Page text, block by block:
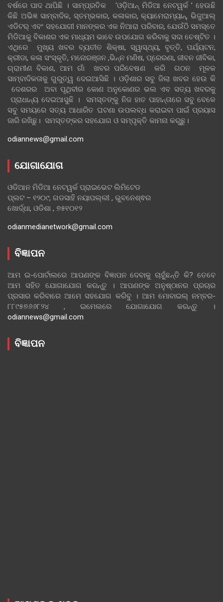
ବର୍ଷରେ ପାଦ ଥାପିଛି । ସାମ୍ପ୍ରତିକ ‘ଓଡ଼ିଆନ୍‍ ମିଡିଆ ନେଟୱର୍କ ’ ହେଉଛି
କିଛି ଅଭିଜ୍ଞ ସାମ୍ବାଦିକ, ସ୍ତମ୍ଭକାର, କଳାକାର, କ୍ୟାମେରାମ୍ୟାନ୍, ଭିଜୁଆଲ୍
ଏଡିଟର୍ ଏବଂ ସହଯୋଗୀ ମାନଙ୍କର ଏକ ନିଆରା ପରିବାର, ଯେଉଁଠି ସମସ୍ତେ
ମିଡିଆକୁ ବିକାଶର ଏକ ମାଧ୍ୟମ ଭାବେ ଉପଯୋଗ କରିବାକୁ ସଦା ଚେଷ୍ଟିତ ।
ଏଥିରେ ମୁଖ୍ୟ ଖବର ବ୍ୟତୀତ ଶିକ୍ଷା, ସ୍ୱାସ୍ଥ୍ୟ, ବୃତ୍ତି, ପର୍ଯ୍ୟଟନ,
କ୍ରୀଡା, କଳା ସଂସ୍କୃତି, ମନୋରଞ୍ଜନ ,ଭିନ୍ନ ମଣିଷ, ପ୍ରେରଣା, ଜୀବନ ଜୀବିକା,
ଗ୍ରାମୀଣ ବିକାଶ, ଆମ ଗାଁ ଖବର ପରିବେଷଣ କରି ଗଠନ ମୂଳକ
ସାମ୍ବାଦିକତାକୁ ଗୁରୁତ୍ୱ ଦେଇଆସିଛି । ଓଡ଼ିଶାର ସବୁ ଜିଲା ଖବର ହେଉ କି
ଦେଶରର ଅବା ପୃଥିବୀର କୋଣ ଅନୁକୋଣର ଭଲ ଏବ ସତ୍ୟ ଖବରକୁ
ପ୍ରାଧାନ୍ୟ ଦେଇଆସୁଛି । ସମସ୍ତଙ୍କୁ ନିଜ ହାତ ପାହାନ୍ତାରେ ସବୁ ବେଳେ
ସବୁ ସମୟରେ ସତ୍ୟ ଆଧାରିତ ଘଟଣା ଉପଲବ୍ଧ କରାଇବା ପାଇଁ ପ୍ରୟାସ
ଜାରି ରଖିଛୁ। ସମସ୍ତଙ୍କର ସହଯୋଗ ଓ ସମ୍ପୃକ୍ତି କାମନା କରୁଛୁ।
odiannews@gmail.com
ଯୋଗାଯୋଗ
ଓଡିଆନ ମିଡିଆ ନେଟୱର୍କ ପ୍ରାଇଭେଟ ଲିମିଟେଡ
ପ୍ଲଟ – ୧୨୦୯, ଗଡସାହି ନୟାପଲ୍ଲୀ , ଭୁବନେଶ୍ଵର
ଖୋର୍ଦ୍ଧା, ଓଡିଶା , ୭୫୧୦୧୨
odianmedianetwork@gmail.com
ବିଜ୍ଞାପନ
ଆମ ଇ-ପୋର୍ଟାଲରେ ଆପଣଙ୍କ ବିଜ୍ଞାପନ ଦେବାକୁ ଚାହୁଁଛନ୍ତି କି? ତେବେ
ଆମ ସହିତ ଯୋଗାଯୋଗ କରନ୍ତୁ । ଆପଣଙ୍କ ଅନୁଷ୍ଠାନର ପ୍ରଚାର
ପ୍ରସାର କରିବାରେ ଆମେ ସହଯୋଗ କରିବୁ । ଆମ ମୋବାଇଲ୍ ନମ୍ବର-
୮୮୯୫୭୬୬୮୨୪ , ଇମେଲରେ ଯୋଗାଯୋଗ କରନ୍ତୁ ।
odiannews@gmail.com
ବିଜ୍ଞାପନ